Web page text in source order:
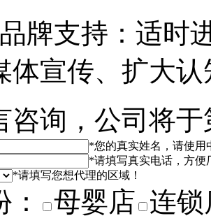
牌支持：适时
体宣传、扩大认
咨询，公司将
*您的真实姓名，请使用
*请填写真实电话，方便
*请填写您想代理的区域！
母婴店 连锁